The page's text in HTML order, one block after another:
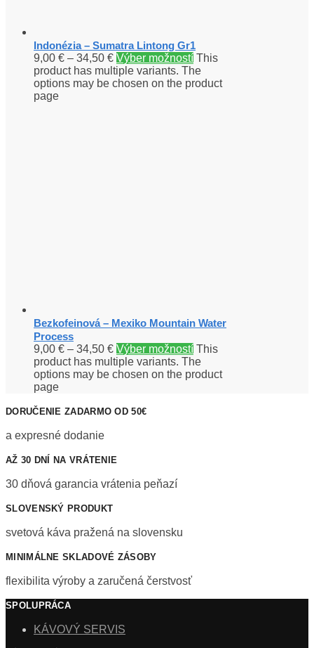
Indonézia – Sumatra Lintong Gr1
9,00 € – 34,50 € Výber možností This
product has multiple variants. The
options may be chosen on the product
page
Bezkofeinová – Mexiko Mountain Water
Process
9,00 € – 34,50 € Výber možností This
product has multiple variants. The
options may be chosen on the product
page
DORUČENIE ZADARMO OD 50€
a expresné dodanie
AŽ 30 DNÍ NA VRÁTENIE
30 dňová garancia vrátenia peňazí
SLOVENSKÝ PRODUKT
svetová káva pražená na slovensku
MINIMÁLNE SKLADOVÉ ZÁSOBY
flexibilita výroby a zaručená čerstvosť
SPOLUPRÁCA
KÁVOVÝ SERVIS